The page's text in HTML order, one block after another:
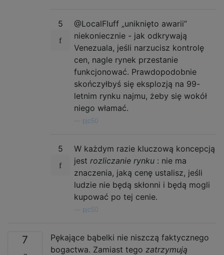
5
@LocalFluff „uniknięto awarii”
niekoniecznie - jak odkrywają
Venezuala, jeśli narzucisz kontrolę
cen, nagle rynek przestanie
funkcjonować. Prawdopodobnie
skończyłbyś się eksplozją na 99-
letnim rynku najmu, żeby się wokół
niego włamać.
pjc50
5
W każdym razie kluczową koncepcją
jest rozliczanie rynku : nie ma
znaczenia, jaką cenę ustalisz, jeśli
ludzie nie będą skłonni i będą mogli
kupować po tej cenie.
pjc50
7
Pękające bąbelki nie niszczą faktycznego
bogactwa. Zamiast tego zatrzymują